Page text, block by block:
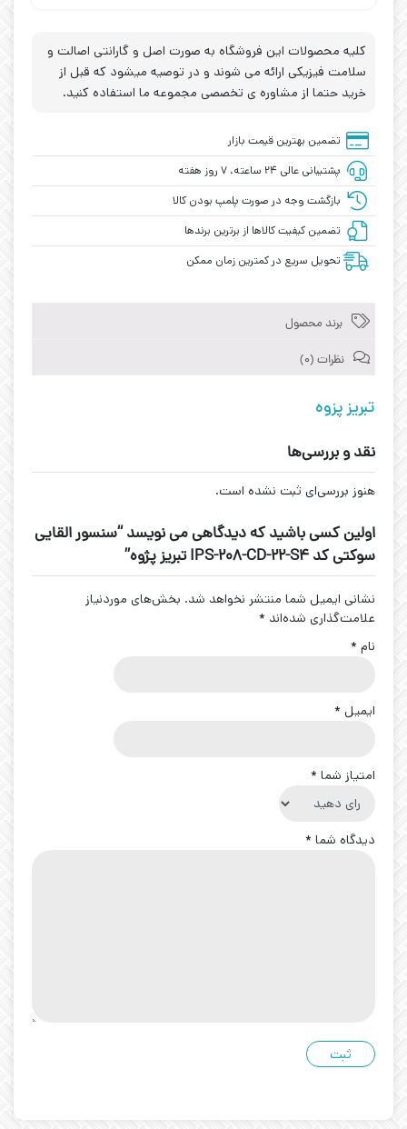
کلیه محصولات این فروشگاه به صورت اصل و گارانتی اصالت و
سلامت فیزیکی ارائه می شوند و در توصیه میشود که قبل از
خرید حتما از مشاوره ی تخصصی مجموعه ما استفاده کنید.
تضمین بهترین قیمت بازار
پشتیبانی عالی ۲۴ ساعته، ۷ روز هفته
بازگشت وجه در صورت پلمپ بودن کالا
تضمین کیفیت کالاها از برترین برندها
تحویل سریع در کمترین زمان ممکن
برند محصول
نظرات (0)
تبریز پزوه
نقد و بررسی‌ها
هنوز بررسی‌ای ثبت نشده است.
اولین کسی باشید که دیدگاهی می نویسد “سنسور القایی
سوکتی کد IPS-208-CD-22-S4 تبریز پژوه”
نشانی ایمیل شما منتشر نخواهد شد. بخش‌های موردنیاز
علامت‌گذاری شده‌اند *
نام *
ایمیل *
امتیاز شما *
دیدگاه شما *